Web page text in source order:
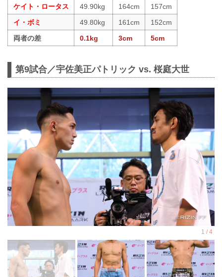
ケイト・ロータス
49.90kg 164cm
157cm
イ・ボミ
49.80kg 161cm
152cm
両者の差
0.1kg 3cm 5cm
第9試合／宇佐美正パトリック vs. 桜庭大世